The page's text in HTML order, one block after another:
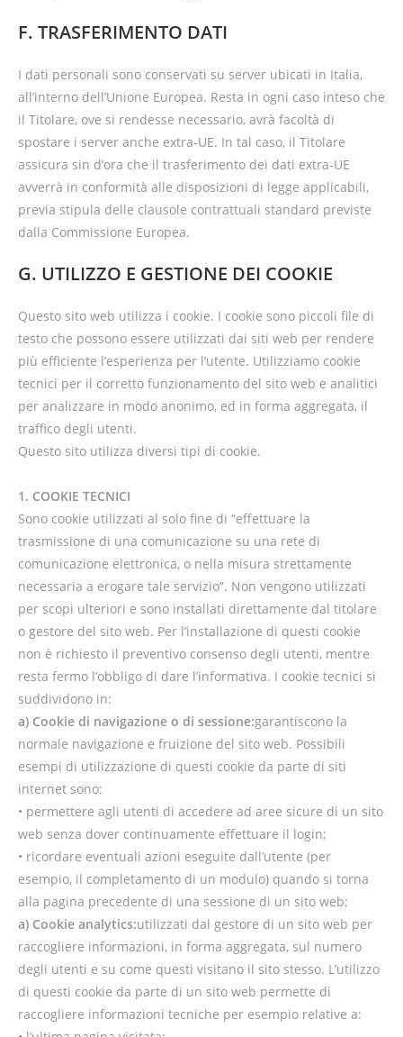
F. TRASFERIMENTO DATI
I dati personali sono conservati su server ubicati in Italia,
all’interno dell’Unione Europea. Resta in ogni caso inteso che
il Titolare, ove si rendesse necessario, avrà facoltà di
spostare i server anche extra-UE. In tal caso, il Titolare
assicura sin d’ora che il trasferimento dei dati extra-UE
avverrà in conformità alle disposizioni di legge applicabili,
previa stipula delle clausole contrattuali standard previste
dalla Commissione Europea.
G. UTILIZZO E GESTIONE DEI COOKIE
Questo sito web utilizza i cookie. I cookie sono piccoli file di
testo che possono essere utilizzati dai siti web per rendere
più efficiente l’esperienza per l’utente. Utilizziamo cookie
tecnici per il corretto funzionamento del sito web e analitici
per analizzare in modo anonimo, ed in forma aggregata, il
traffico degli utenti.
Questo sito utilizza diversi tipi di cookie.
1. COOKIE TECNICI
Sono cookie utilizzati al solo fine di “effettuare la
trasmissione di una comunicazione su una rete di
comunicazione elettronica, o nella misura strettamente
necessaria a erogare tale servizio”. Non vengono utilizzati
per scopi ulteriori e sono installati direttamente dal titolare
o gestore del sito web. Per l’installazione di questi cookie
non è richiesto il preventivo consenso degli utenti, mentre
resta fermo l’obbligo di dare l’informativa. I cookie tecnici si
suddividono in:
a) Cookie di navigazione o di sessione:garantiscono la
normale navigazione e fruizione del sito web. Possibili
esempi di utilizzazione di questi cookie da parte di siti
internet sono:
• permettere agli utenti di accedere ad aree sicure di un sito
web senza dover continuamente effettuare il login;
• ricordare eventuali azioni eseguite dall’utente (per
esempio, il completamento di un modulo) quando si torna
alla pagina precedente di una sessione di un sito web;
a) Cookie analytics:utilizzati dal gestore di un sito web per
raccogliere informazioni, in forma aggregata, sul numero
degli utenti e su come questi visitano il sito stesso. L’utilizzo
di questi cookie da parte di un sito web permette di
raccogliere informazioni tecniche per esempio relative a: